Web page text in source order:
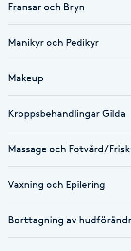
Fotsvamp
Fransar
Fransfärgning
Fransförlängning
Fransar och Bryn
Manikyr och Pedikyr
Makeup
Kroppsbehandlingar Gilda
Massage och Fotvård/
Vaxning och Epilering
Borttagning av